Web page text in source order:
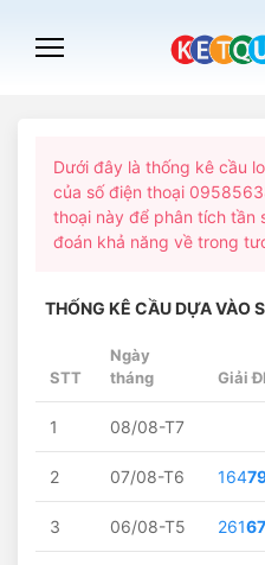
Dưới đây là thống kê cầu
của số điện thoại
thoại này để phân tích tần
đoán khả năng về trong
THỐNG KÊ CẦU DỰA VÀO
STT
Ngày
tháng
Giải
1 08/08-T7
2 07/08-T6 164
3 06/08-T5 26167